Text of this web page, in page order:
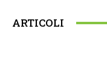
ARTICOLI